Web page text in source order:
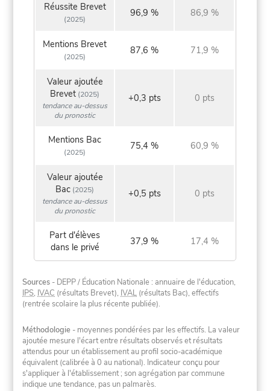
Réussite Brevet
(2025)
96,9 % 86,9 %
Mentions Brevet
(2025)
87,6 % 71,9 %
Valeur ajoutée
Brevet (2025)
tendance au-dessus
du pronostic
+0,3 pts 0 pts
Mentions Bac
(2025)
75,4 % 60,9 %
Valeur ajoutée
Bac (2025)
tendance au-dessus
du pronostic
+0,5 pts 0 pts
Part d'élèves
dans le privé
37,9 % 17,4 %
Sources - DEPP / Éducation Nationale : annuaire de l'éducation,
IPS, IVAC (résultats Brevet), IVAL (résultats Bac), effectifs
(rentrée scolaire la plus récente publiée).
Méthodologie - moyennes pondérées par les effectifs. La valeur
ajoutée mesure l'écart entre résultats observés et résultats
attendus pour un établissement au profil socio-académique
équivalent (calibrée à 0 au national). Indicateur conçu pour
s'appliquer à l'établissement ; son agrégation par commune
indique une tendance, pas un palmarès.